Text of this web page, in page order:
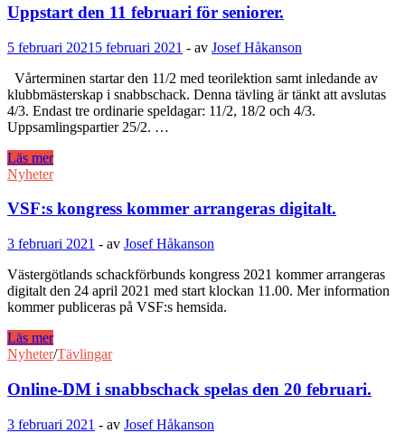
i
snabbschack-
km
2021.
Josef
Håkanson
har
säkrat
segern.
Uppstart den 11 februari för seniorer.
5 februari 2021 5 februari 2021 - av Josef Håkanson
Vårterminen startar den 11/2 med teorilektion samt inledande av
klubbmästerskap i snabbschack. Denna tävling är tänkt att avslutas
4/3. Endast tre ordinarie speldagar: 11/2, 18/2 och 4/3.
Uppsamlingspartier 25/2. …
Uppstart
den
februari
seniorer.
Läs mer
Nyheter
VSF:s kongress kommer arrangeras digitalt.
3 februari 2021 - av Josef Håkanson
Västergötlands schackförbunds kongress 2021 kommer arrangeras
digitalt den 24 april 2021 med start klockan 11.00. Mer information
kommer publiceras på VSF:s hemsida.
VSF:s
kongress
arrangeras
digitalt.
Läs mer
Nyheter/Tävlingar
Online-DM i snabbschack spelas den 20 februari.
3 februari 2021 - av Josef Håkanson